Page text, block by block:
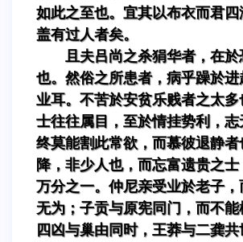
如此之至也。宜其以布衣而君
盖有过人者矣。
且夫吕尚之杀狷华者，在
也。然俗之所患者，病乎躁於
业耳。不苦於安贫乐贱者之太
士往往属目，至於情挂势利，志
终莫能割此常欲，而慕彼退静
降，非少人也，而忘富遗贵之
万分之一。仲尼亲受业於老子
无为；子贡与原宪同门，而不能
四凶与巢由同时，王莽与二龚